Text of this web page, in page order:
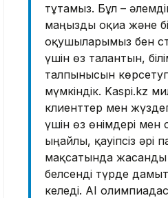
тұтамыз. Бұл –
маңызды оқиға және
оқушыларымыз бен
үшін өз талантын,
талпынысын
мүмкіндік. Kaspi.kz
клиенттер мен
үшін өз өнімдері мен
ыңғайлы, қауіпсіз әрі
мақсатында жасанды
белсенді түрде
келеді. AI